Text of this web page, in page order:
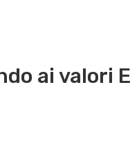
ai valori